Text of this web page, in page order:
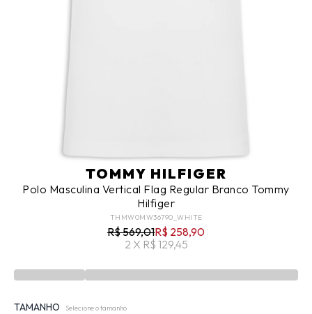
TOMMY HILFIGER
Polo Masculina Vertical Flag Regular Branco Tommy
Hilfiger
THMW0MW36790_WHITE
R$ 569,01R$ 258,90
2 X R$ 129,45
TAMANHO Selecione o tamanho